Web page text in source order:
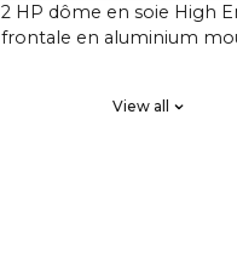
2 HP dôme en soie High
frontale en aluminium
View all